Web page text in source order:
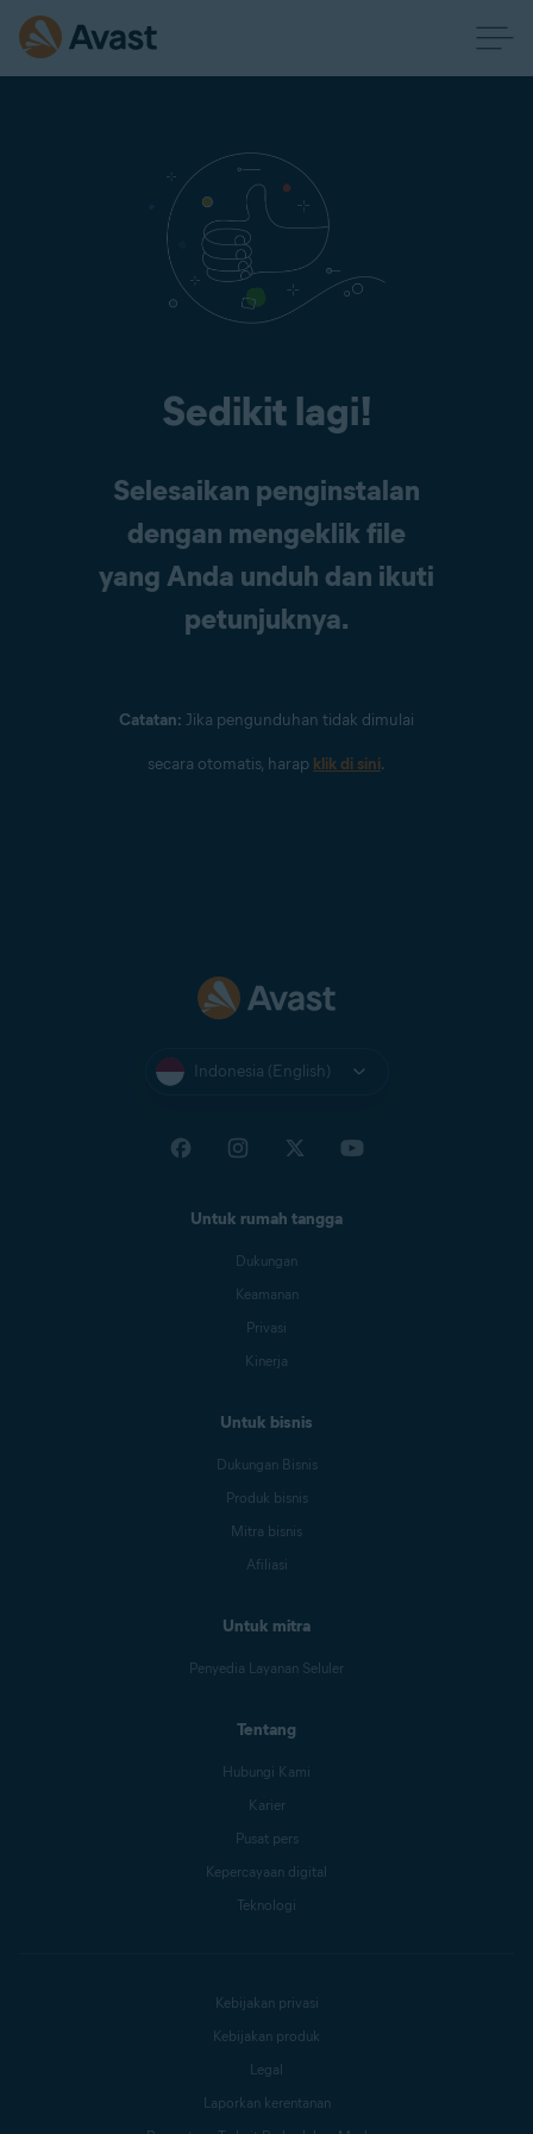
Sedikit lagi!
Selesaikan penginstalan
dengan mengeklik file
yang Anda unduh dan ikuti
petunjuknya.
Catatan: Jika pengunduhan tidak dimulai
secara otomatis, harap klik di sini.
Indonesia (English)
Untuk rumah tangga
Dukungan
Keamanan
Privasi
Kinerja
Untuk bisnis
Dukungan Bisnis
Produk bisnis
Mitra bisnis
Afiliasi
Untuk mitra
Penyedia Layanan Seluler
Tentang
Hubungi Kami
Karier
Pusat pers
Kepercayaan digital
Teknologi
Kebijakan privasi
Kebijakan produk
Legal
Laporkan kerentanan